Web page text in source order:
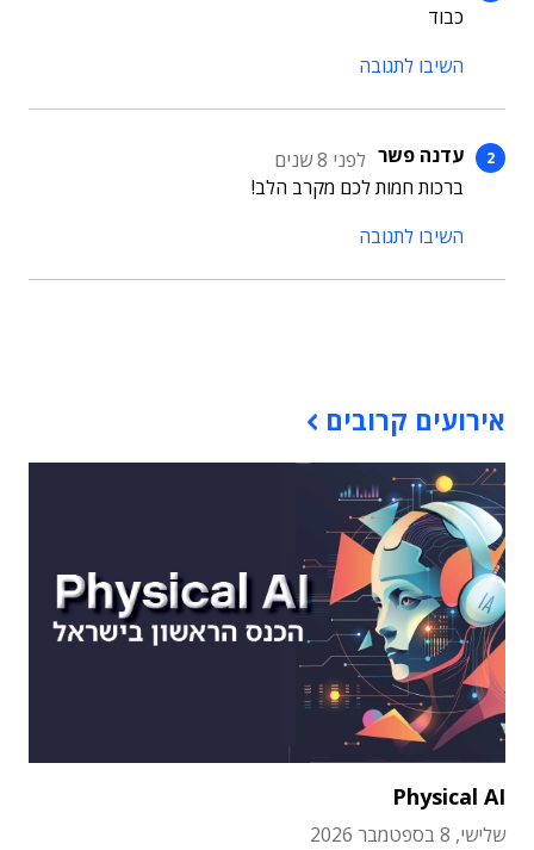
כבוד
השיבו לתגובה
עדנה פשר לפני 8 שנים
ברכות חמות לכם מקרב הלב!
השיבו לתגובה
אירועים קרובים
Physical AI
שלישי, 8 בספטמבר 2026